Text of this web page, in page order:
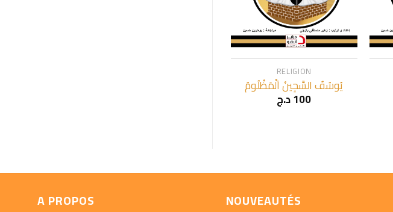
+
RELIGION
يُوسُفُ السَّجِينُ اَلْمَظْلُومُ
100د.ج
+
A PROPOS
NOUVEAUTÉS